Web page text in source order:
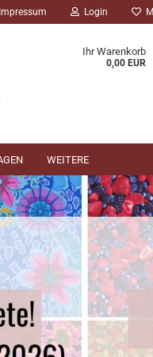
Impressum Login
Ihr Warenkorb
0,00 EUR
WEITERE